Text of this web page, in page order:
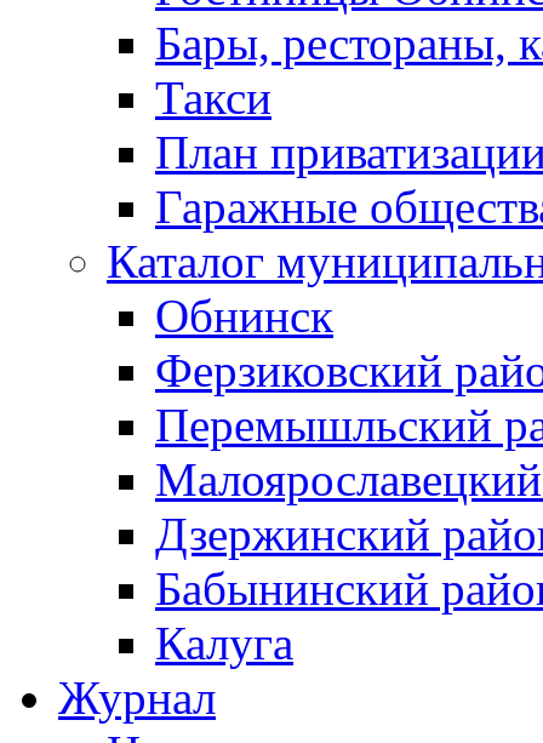
Бары, рестораны,
Такси
План
Гаражные
Каталог
Обнинск
Ферзиковский
Перемышльский
Дзержинский
Бабынинский
Калуга
Журнал